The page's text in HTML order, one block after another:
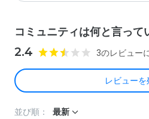
コミュニティは何と言って
2.4 3のレビュー
レビューを
並び順： 最新